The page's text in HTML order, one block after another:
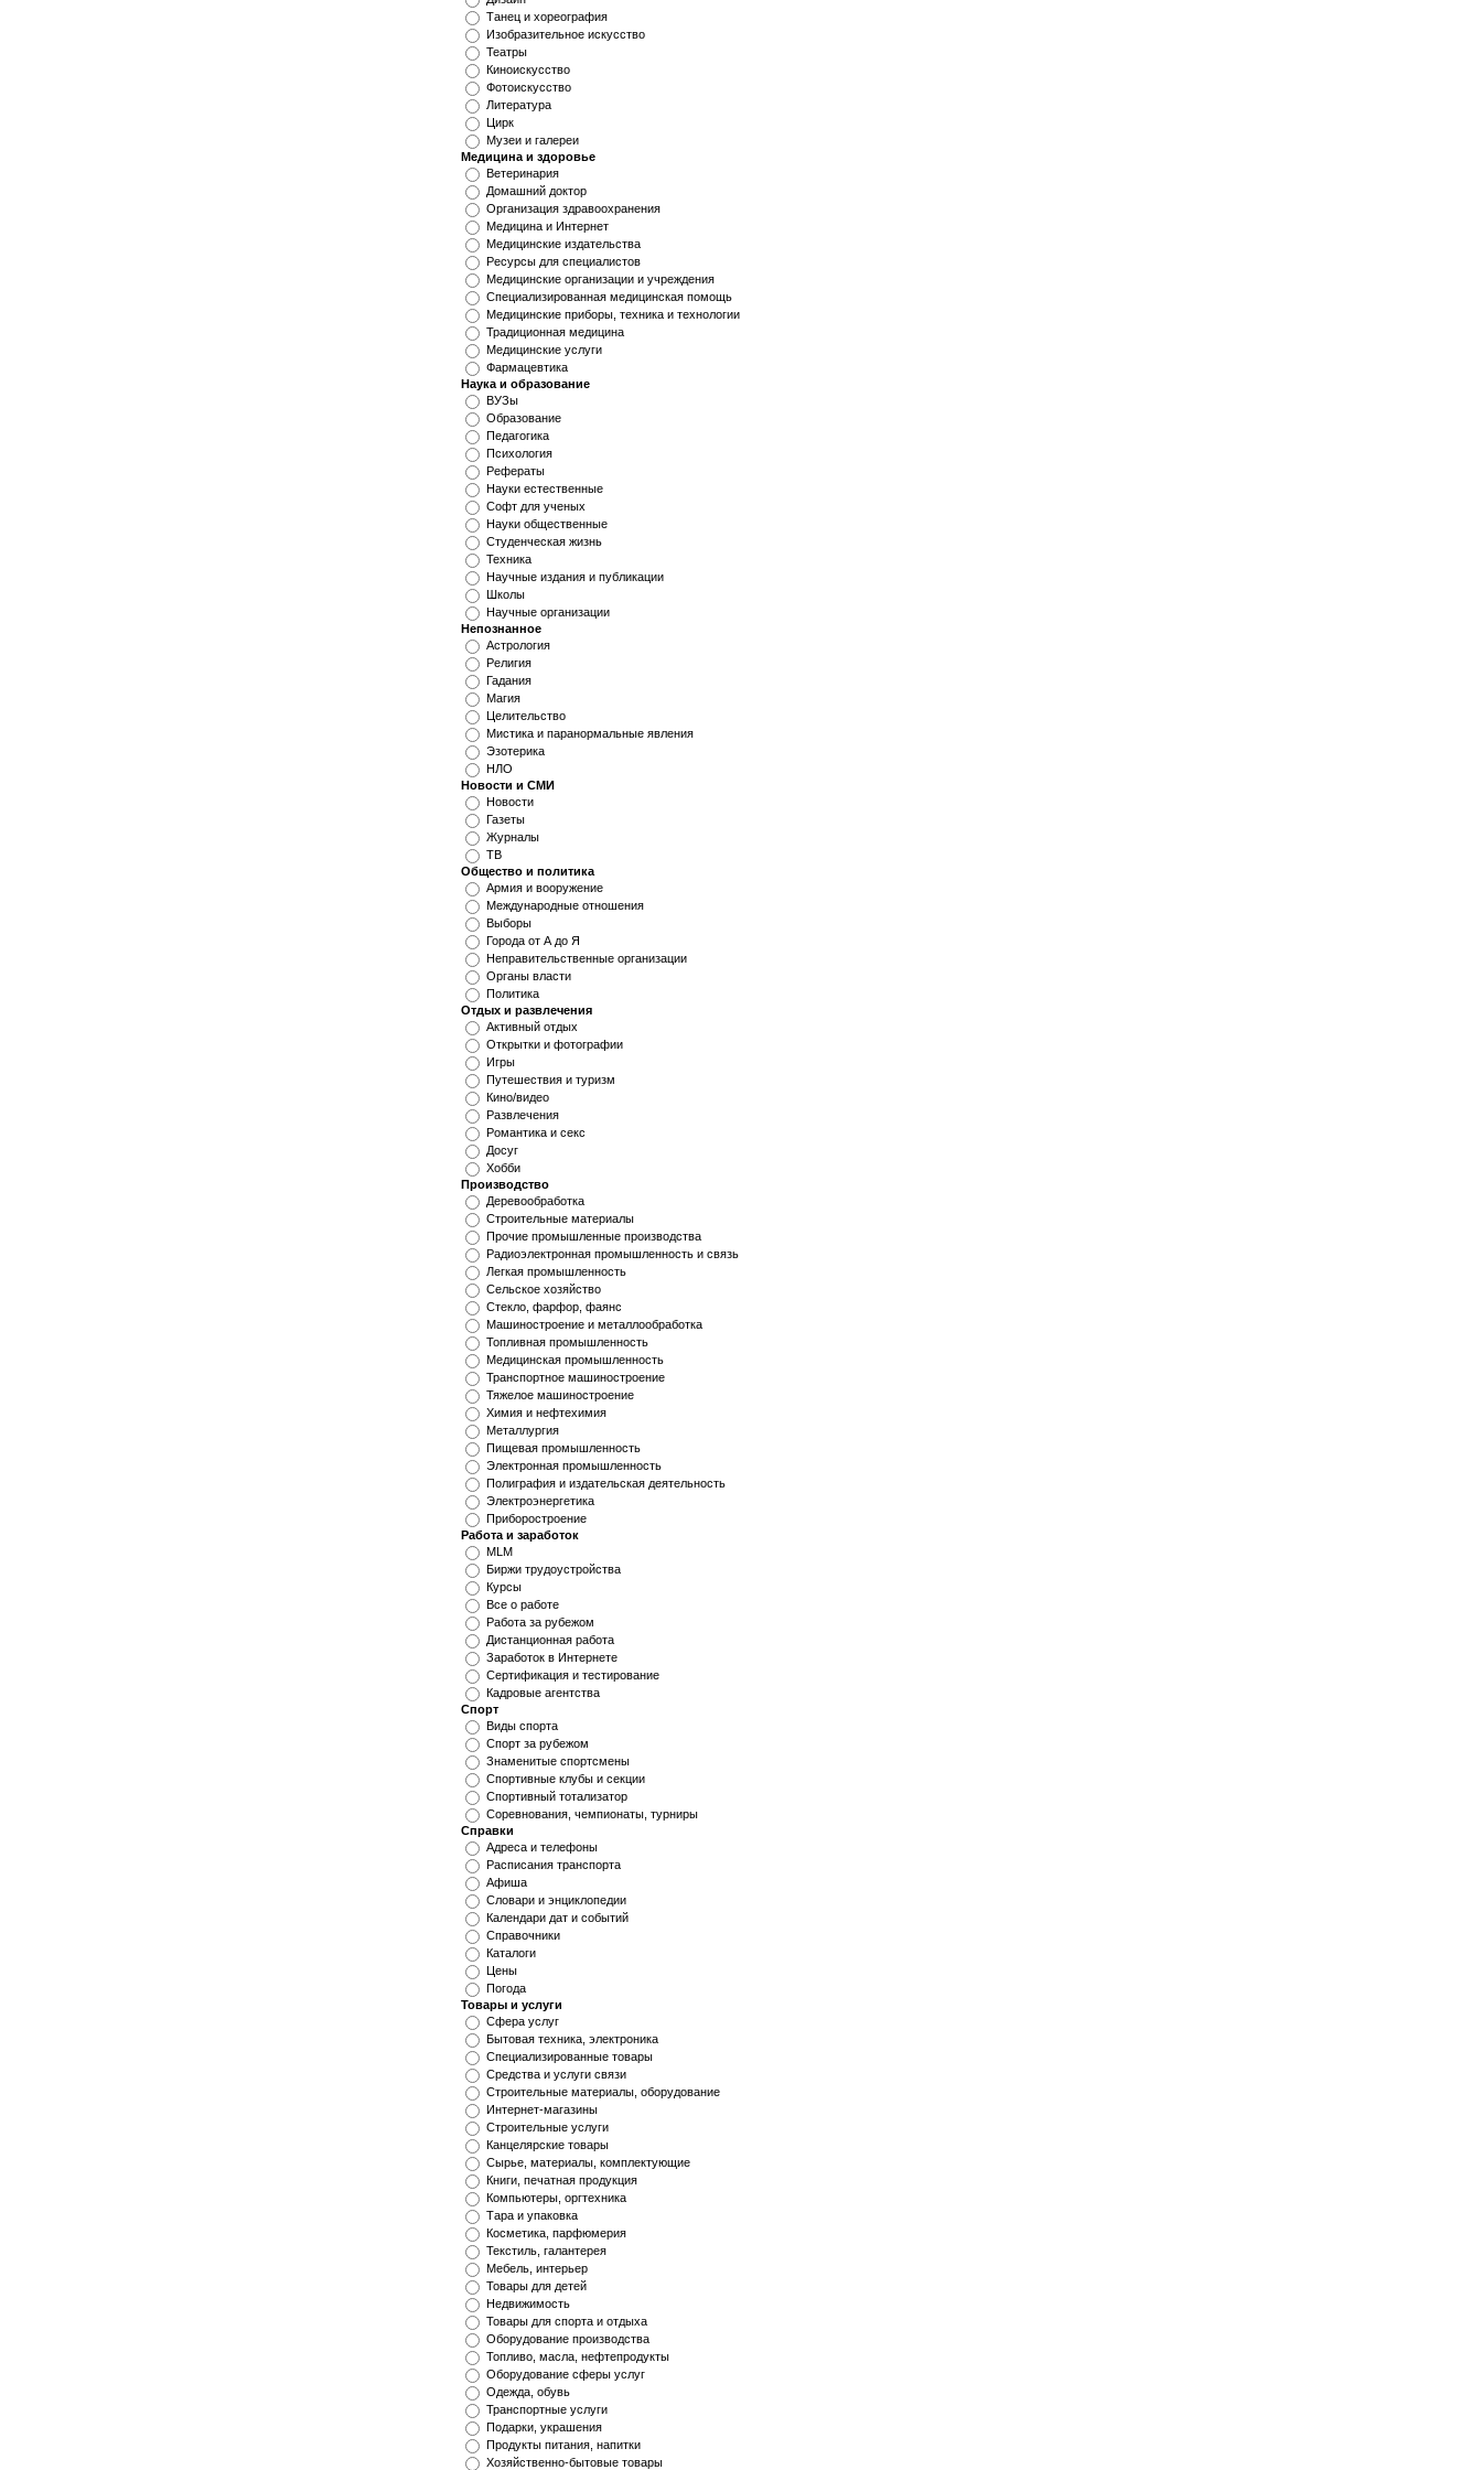
Танец и хореография
Изобразительное искусство
Театры
Киноискусство
Фотоискусство
Литература
Цирк
Музеи и галереи
Медицина и здоровье
Ветеринария
Домашний доктор
Организация здравоохранения
Медицина и Интернет
Медицинские издательства
Ресурсы для специалистов
Медицинские организации и учреждения
Специализированная медицинская помощь
Медицинские приборы, техника и технологии
Традиционная медицина
Медицинские услуги
Фармацевтика
Наука и образование
ВУЗы
Образование
Педагогика
Психология
Рефераты
Науки естественные
Софт для ученых
Науки общественные
Студенческая жизнь
Техника
Научные издания и публикации
Школы
Научные организации
Непознанное
Астрология
Религия
Гадания
Магия
Целительство
Мистика и паранормальные явления
Эзотерика
НЛО
Новости и СМИ
Новости
Газеты
Журналы
ТВ
Общество и политика
Армия и вооружение
Международные отношения
Выборы
Города от А до Я
Неправительственные организации
Органы власти
Политика
Отдых и развлечения
Активный отдых
Открытки и фотографии
Игры
Путешествия и туризм
Кино/видео
Развлечения
Романтика и секс
Досуг
Хобби
Производство
Деревообработка
Строительные материалы
Прочие промышленные производства
Радиоэлектронная промышленность и связь
Легкая промышленность
Сельское хозяйство
Стекло, фарфор, фаянс
Машиностроение и металлообработка
Топливная промышленность
Медицинская промышленность
Транспортное машиностроение
Тяжелое машиностроение
Химия и нефтехимия
Металлургия
Пищевая промышленность
Электронная промышленность
Полиграфия и издательская деятельность
Электроэнергетика
Приборостроение
Работа и заработок
MLM
Биржи трудоустройства
Курсы
Все о работе
Работа за рубежом
Дистанционная работа
Заработок в Интернете
Сертификация и тестирование
Кадровые агентства
Спорт
Виды спорта
Спорт за рубежом
Знаменитые спортсмены
Спортивные клубы и секции
Спортивный тотализатор
Соревнования, чемпионаты, турниры
Справки
Адреса и телефоны
Расписания транспорта
Афиша
Словари и энциклопедии
Календари дат и событий
Справочники
Каталоги
Цены
Погода
Товары и услуги
Cфера услуг
Бытовая техника, электроника
Специализированные товары
Средства и услуги связи
Строительные материалы, оборудование
Интернет-магазины
Строительные услуги
Канцелярские товары
Сырье, материалы, комплектующие
Книги, печатная продукция
Компьютеры, оргтехника
Тара и упаковка
Косметика, парфюмерия
Текстиль, галантерея
Мебель, интерьер
Товары для детей
Недвижимость
Товары для спорта и отдыха
Оборудование производства
Топливо, масла, нефтепродукты
Оборудование сферы услуг
Одежда, обувь
Транспортные услуги
Подарки, украшения
Продукты питания, напитки
Хозяйственно-бытовые товары